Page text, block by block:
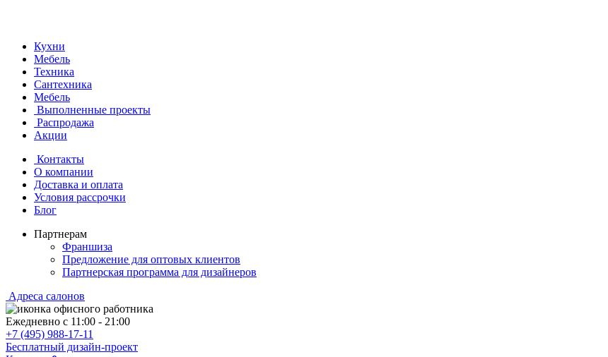
Кухни
Мебель
Техника
Сантехника
Мебель
Выполненные проекты
Распродажа
Акции
Контакты
О компании
Доставка и оплата
Условия рассрочки
Блог
Партнерам
Франшиза
Предложение для оптовых клиентов
Партнерская программа для дизайнеров
Адреса салонов
Ежедневно с 11:00 - 21:00
+7 (495) 988-17-11
Бесплатный дизайн-проект